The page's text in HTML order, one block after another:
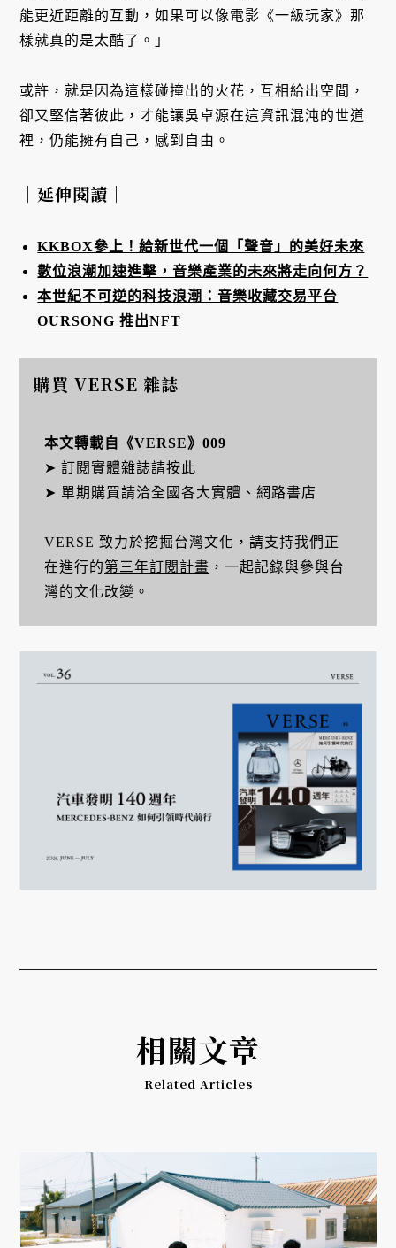
能更近距離的互動，如果可以像電影《一級玩家》那
樣就真的是太酷了。」
或許，就是因為這樣碰撞出的火花，互相給出空間，
卻又堅信著彼此，才能讓吳卓源在這資訊混沌的世道
裡，仍能擁有自己，感到自由。
｜延伸閱讀｜
KKBOX參上！給新世代一個「聲音」的美好未來
數位浪潮加速進擊，音樂產業的未來將走向何方？
本世紀不可逆的科技浪潮：音樂收藏交易平台
OURSONG 推出NFT
購買 VERSE 雜誌
本文轉載自《VERSE》009
➤ 訂閱實體雜誌請按此
➤ 單期購買請洽全國各大實體、網路書店
VERSE 致力於挖掘台灣文化，請支持我們正
在進行的第三年訂閱計畫 ，一起記錄與參與台
灣的文化改變。
相關文章
Related Articles